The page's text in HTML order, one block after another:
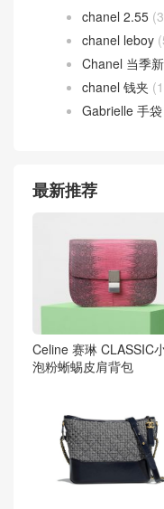
chanel 2.55
chanel leboy
Chanel 当季
chanel 钱夹
Gabrielle 手袋
最新推荐
Celine 赛琳 CLASSIC
泡粉蜥蜴皮肩背包